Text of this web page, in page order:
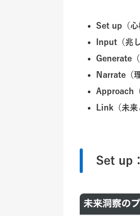
Set up（心
Input（兆
Generate（
Narrate（
Approach
Link（未来
Set up